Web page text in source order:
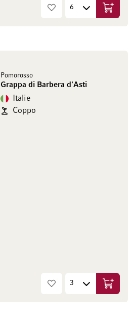
Ajouter
Pomorosso
Grappa di Barbera d'Asti
Italie
Coppo
Ajouter